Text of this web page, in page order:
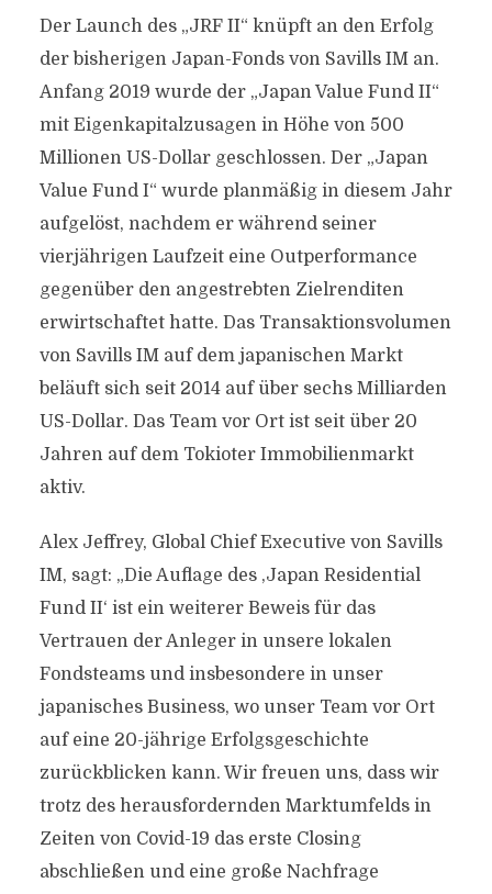
Der Launch des „JRF II“ knüpft an den Erfolg
der bisherigen Japan-Fonds von Savills IM an.
Anfang 2019 wurde der „Japan Value Fund II“
mit Eigenkapitalzusagen in Höhe von 500
Millionen US-Dollar geschlossen. Der „Japan
Value Fund I“ wurde planmäßig in diesem Jahr
aufgelöst, nachdem er während seiner
vierjährigen Laufzeit eine Outperformance
gegenüber den angestrebten Zielrenditen
erwirtschaftet hatte. Das Transaktionsvolumen
von Savills IM auf dem japanischen Markt
beläuft sich seit 2014 auf über sechs Milliarden
US-Dollar. Das Team vor Ort ist seit über 20
Jahren auf dem Tokioter Immobilienmarkt
aktiv.
Alex Jeffrey, Global Chief Executive von Savills
IM, sagt: „Die Auflage des ,Japan Residential
Fund II‘ ist ein weiterer Beweis für das
Vertrauen der Anleger in unsere lokalen
Fondsteams und insbesondere in unser
japanisches Business, wo unser Team vor Ort
auf eine 20-jährige Erfolgsgeschichte
zurückblicken kann. Wir freuen uns, dass wir
trotz des herausfordernden Marktumfelds in
Zeiten von Covid-19 das erste Closing
abschließen und eine große Nachfrage